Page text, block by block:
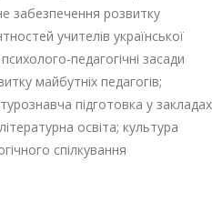
забезпечення розвитку
учителів української
педагогічні засади
майбутніх педагогів;
підготовка у закладах
освіта; культура
спілкування